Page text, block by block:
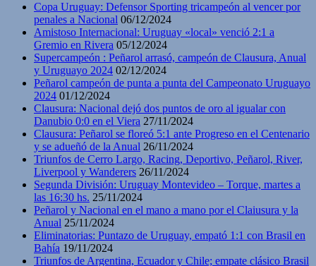
Copa Uruguay: Defensor Sporting tricampeón al vencer por
penales a Nacional 06/12/2024
Amistoso Internacional: Uruguay «local» venció 2:1 a
Gremio en Rivera 05/12/2024
Supercampeón : Peñarol arrasó, campeón de Clausura, Anual
y Uruguayo 2024 02/12/2024
Peñarol campeón de punta a punta del Campeonato Uruguayo
2024 01/12/2024
Clausura: Nacional dejó dos puntos de oro al igualar con
Danubio 0:0 en el Viera 27/11/2024
Clausura: Peñarol se floreó 5:1 ante Progreso en el Centenario
y se adueñó de la Anual 26/11/2024
Triunfos de Cerro Largo, Racing, Deportivo, Peñarol, River,
Liverpool y Wanderers 26/11/2024
Segunda División: Uruguay Montevideo – Torque, martes a
las 16:30 hs. 25/11/2024
Peñarol y Nacional en el mano a mano por el Claiusura y la
Anual 25/11/2024
Eliminatorias: Puntazo de Uruguay, empató 1:1 con Brasil en
Bahía 19/11/2024
Triunfos de Argentina, Ecuador y Chile; empate clásico Brasil